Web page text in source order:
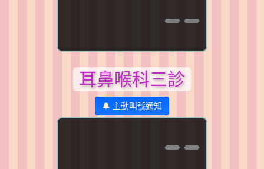
--
耳鼻喉科三診
🔔 主動叫號通知
--